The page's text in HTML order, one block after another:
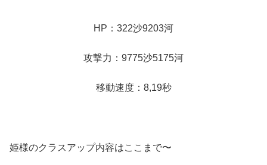
HP：322沙9203河
攻撃力：9775沙5175河
移動速度：8,19秒
姫様のクラスアップ内容はここまで〜